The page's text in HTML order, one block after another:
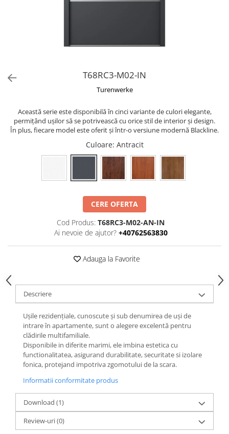
T68RC3-M02-IN
Turenwerke
Această serie este disponibilă în cinci variante de culori elegante,
permițând ușilor să se potrivească cu orice stil de interior și design.
În plus, fiecare model este oferit și într-o versiune modernă Blackline.
Culoare: Antracit
CERE OFERTA
Cod Produs: T68RC3-M02-AN-IN
Ai nevoie de ajutor? +40762563830
Adauga la Favorite
Descriere
Ușile rezidențiale, cunoscute și sub denumirea de uși de
intrare în apartamente, sunt o alegere excelentă pentru
clădirile multifamiliale.
Disponibile in diferite marimi, ele imbina estetica cu
functionalitatea, asigurand durabilitate, securitate si izolare
fonica, protejand impotriva zgomotului de la scara.
Informatii conformitate produs
Download (1)
Review-uri(0)